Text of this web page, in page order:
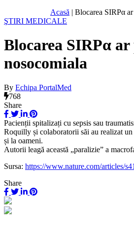
Acasă | Blocarea SIRPα
ŞTIRI MEDICALE
Blocarea SIRPα
nosocomiala
By Echipa PortalMed
768
Share
Pacienții spitalizați cu sepsis sau
Roquilly și colaboratorii săi au realizat un
și la oameni.
Autorii leagă această „paralizie” a
Sursa: https://www.nature.com/articles/
Share